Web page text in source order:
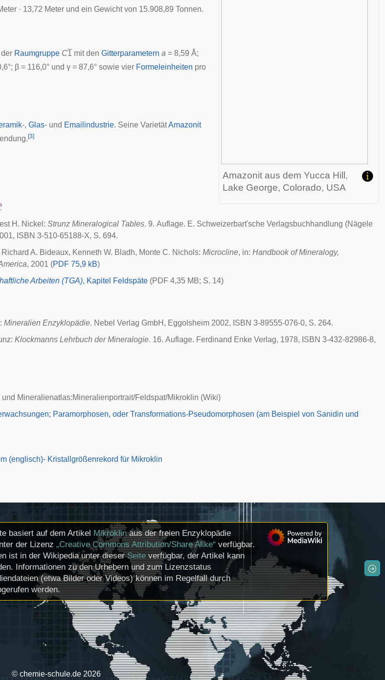
Amazonit aus dem Yucca Hill,
Lake George, Colorado, USA
· 13,72 Meter und ein Gewicht von 15.908,89 Tonnen.
Raumgruppe C1 mit den Gitterparametern a = 8,59 Å;
β = 116,0° und γ = 87,6° sowie vier Formeleinheiten pro
-, Glas- und Emailindustrie. Seine VarietätAmazonit
[3]
H. Nickel: Strunz Mineralogical Tables. 9. Auflage. E. Schweizerbart'sche Verlagsbuchhandlung (Nägele
, ISBN 3-510-65188-X, S. 694.
Richard A. Bideaux, Kenneth W. Bladh, Monte C. Nichols: Microcline, in: Handbook of Mineralogy,
, 2001 (PDF 75,9 kB)
Arbeiten (TGA), Kapitel Feldspäte (PDF 4,35 MB; S. 14)
Mineralien Enzyklopädie. Nebel Verlag GmbH, Eggolsheim 2002, ISBN 3-89555-076-0, S. 264.
: Klockmanns Lehrbuch der Mineralogie. 16. Auflage. Ferdinand Enke Verlag, 1978, ISBN 3-432-82986-8,
und Mineralienatlas:Mineralienportrait/Feldspat/Mikroklin (Wiki)
Paramorphosen, oder Transformations-Pseudomorphosen (am Beispiel von Sanidin und
(englisch)- Kristallgrößenrekord für Mikroklin
basiert auf dem Artikel Mikroklinaus der freien Enzyklopädie
der Lizenz „Creative Commons Attribution/Share Alike“ verfügbar.
ist in der Wikipedia unter dieserSeiteverfügbar, der Artikel kann
Informationen zu den Urhebern und zum Lizenzstatus
(etwa Bilder oder Videos) können im Regelfall durch
werden.
© chemie-schule.de 2026